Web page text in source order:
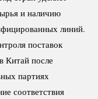
и наличию
линий.
поставок
Китай после
партиях
соответствия